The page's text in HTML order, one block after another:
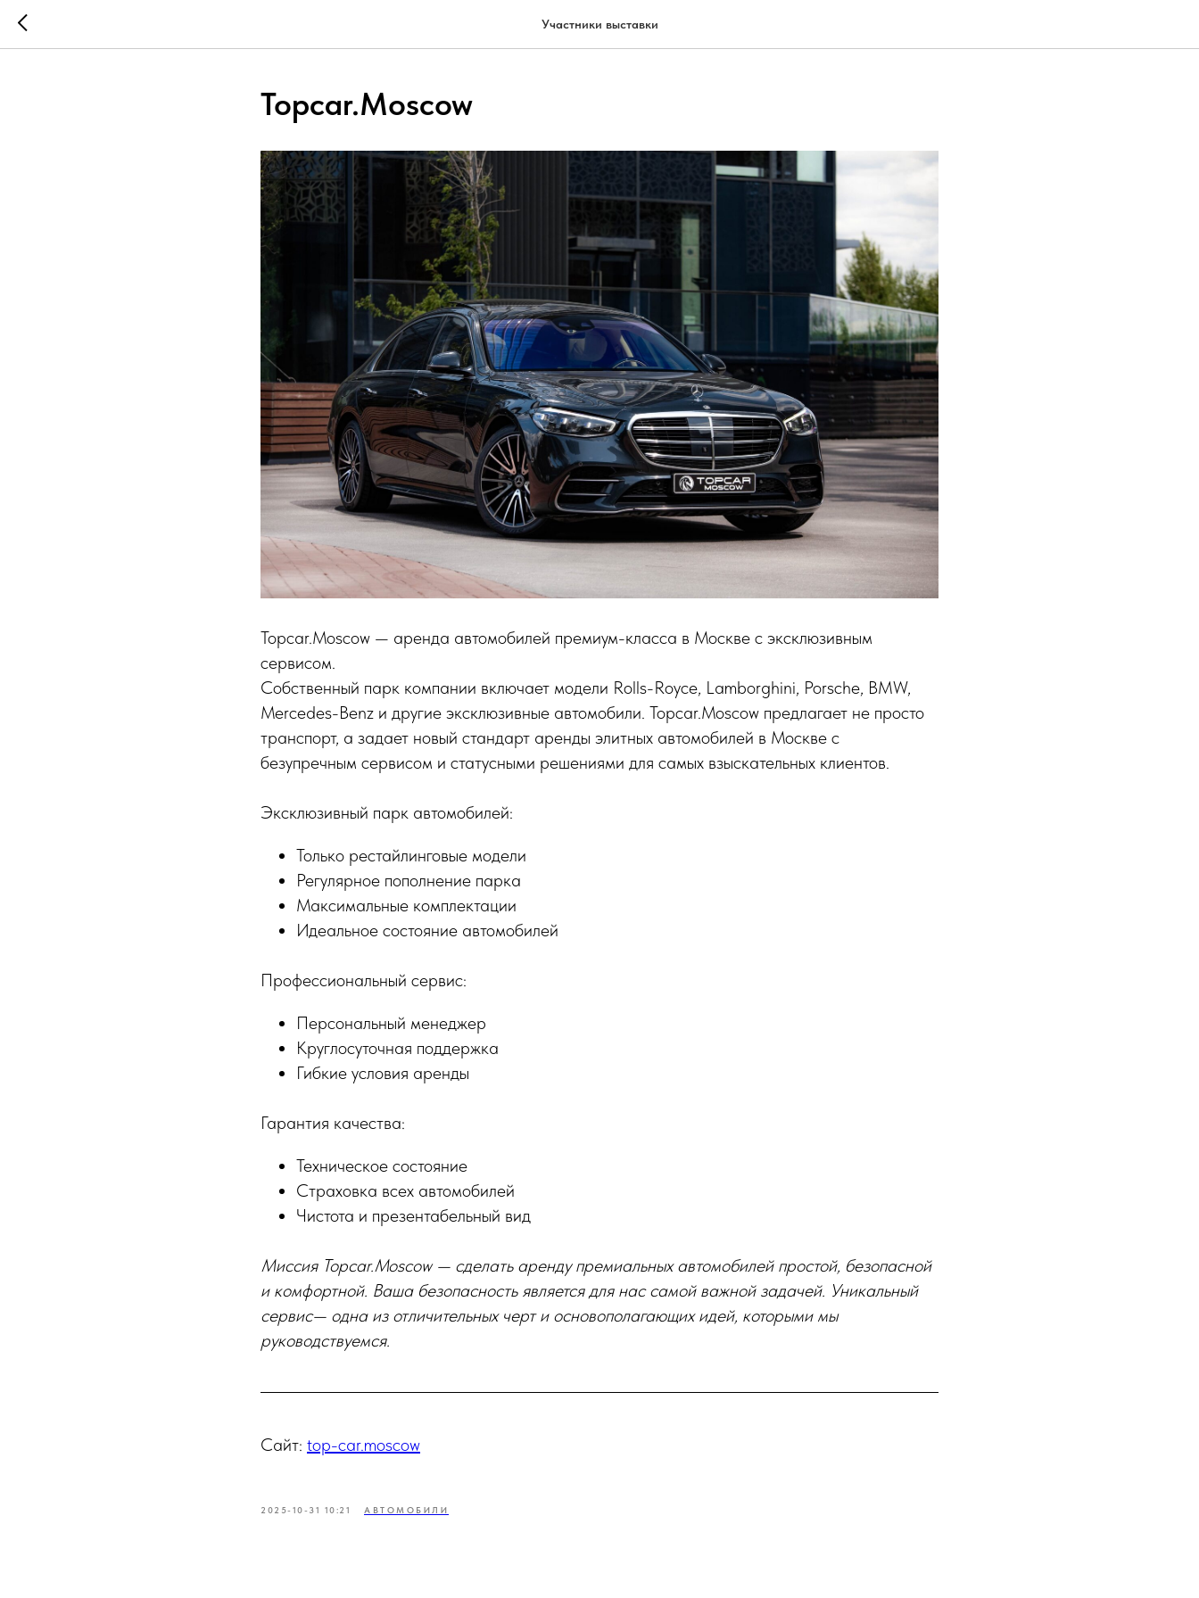
Участники выставки
Topcar.Moscow
Topcar.Moscow — аренда автомобилей премиум-класса в Москве с эксклюзивным
сервисом.
Собственный парк компании включает модели Rolls-Royce, Lamborghini, Porsche, BMW,
Mercedes-Benz и другие эксклюзивные автомобили. Topcar.Moscow предлагает не просто
транспорт, а задает новый стандарт аренды элитных автомобилей в Москве с
безупречным сервисом и статусными решениями для самых взыскательных клиентов.
Эксклюзивный парк автомобилей:
Только рестайлинговые модели
Регулярное пополнение парка
Максимальные комплектации
Идеальное состояние автомобилей
Профессиональный сервис:
Персональный менеджер
Круглосуточная поддержка
Гибкие условия аренды
Гарантия качества:
Техническое состояние
Страховка всех автомобилей
Чистота и презентабельный вид
Миссия Topcar.Moscow — сделать аренду премиальных автомобилей простой, безопасной
и комфортной. Ваша безопасность является для нас самой важной задачей. Уникальный
сервис— одна из отличительных черт и основополагающих идей, которыми мы
руководствуемся.
Сайт: top-car.moscow
2025-10-31 10:21 АВТОМОБИЛИ